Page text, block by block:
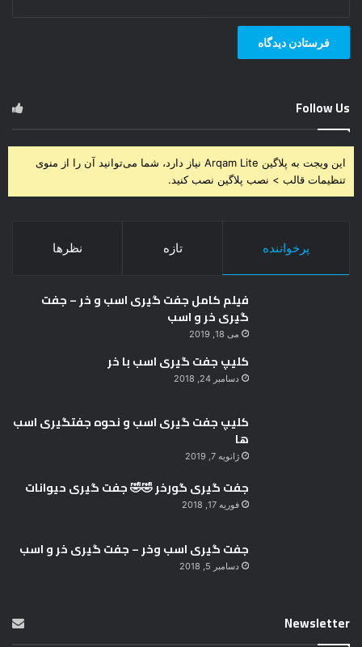
Follow Us
این ویجت به پلاگین Arqam Lite نیاز دارد، شما می‌توانید آن را از منوی
تنظیمات قالب > نصب پلاگین نصب کنید.
پرخواننده تازه نظرها
فیلم کامل جفت گیری اسب و خر – جفت
گیری خر و اسب
می 18, 2019
کلیپ جفت گیری اسب با خر
دسامبر 24, 2018
کلیپ جفت گیری اسب و نحوه جفتگیری اسب
ها
ژانویه 7, 2019
جفت گیری گورخر 🤣🤣 جفت گیری حیوانات
فوریه 17, 2018
جفت گیری اسب وخر – جفت گیری خر و اسب
دسامبر 5, 2018
Newsletter